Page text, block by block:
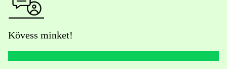
Kövess minket!